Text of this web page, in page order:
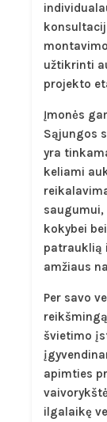
užtikrinti
projekto
Įmonės
Sąjungos
yra
keliami
kokybei
patrauklią
amžiaus
Per savo
švietimo
apimties
ilgalaikę